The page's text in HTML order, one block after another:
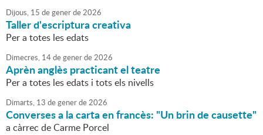
Dijous, 15 degenerde2026
Taller d'escriptura creativa
Per a totes les edats
Dimecres, 14degenerde2026
Aprèn anglès practicant el teatre
Per a totes les edats i tots els nivells
Dimarts, 13 degenerde2026
Converses a la carta en francès: "Un brin de causette"
a càrrec de Carme Porcel